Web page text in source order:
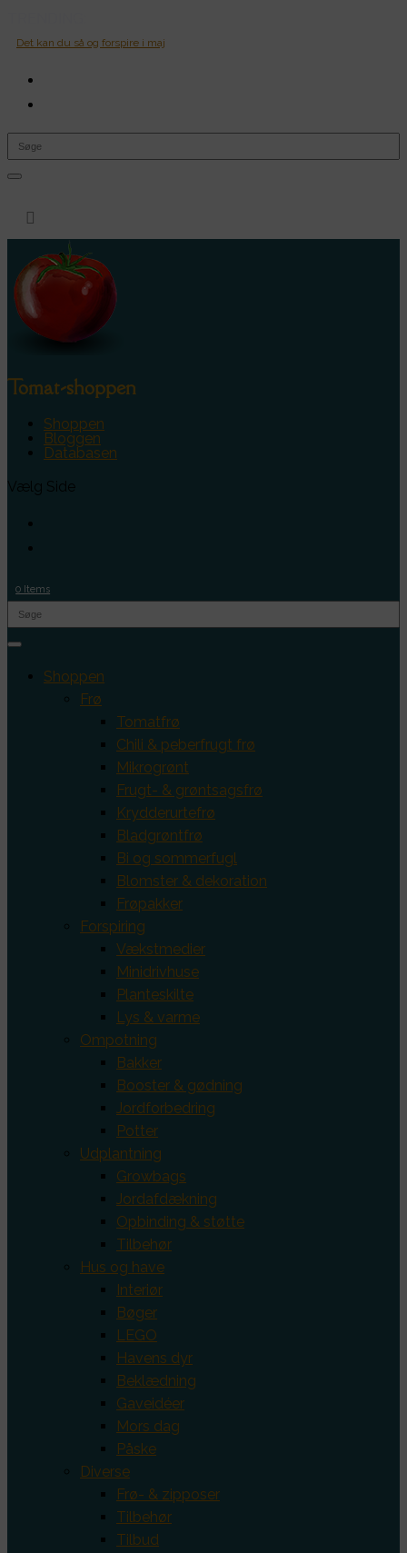
Det kan du så og forspire i maj

Tomat-shoppen
Shoppen
Bloggen
Databasen
Vælg Side
0 Items
Shoppen
Frø
Tomatfrø
Chili & peberfrugt frø
Mikrogrønt
Frugt- & grøntsagsfrø
Krydderurtefrø
Bladgrøntfrø
Bi og sommerfugl
Blomster & dekoration
Frøpakker
Forspiring
Vækstmedier
Minidrivhuse
Planteskilte
Lys & varme
Ompotning
Bakker
Booster & gødning
Jordforbedring
Potter
Udplantning
Growbags
Jordafdækning
Opbinding & støtte
Tilbehør
Hus og have
Interiør
Bøger
LEGO
Havens dyr
Beklædning
Gaveidéer
Mors dag
Påske
Diverse
Frø- & zipposer
Tilbehør
Tilbud